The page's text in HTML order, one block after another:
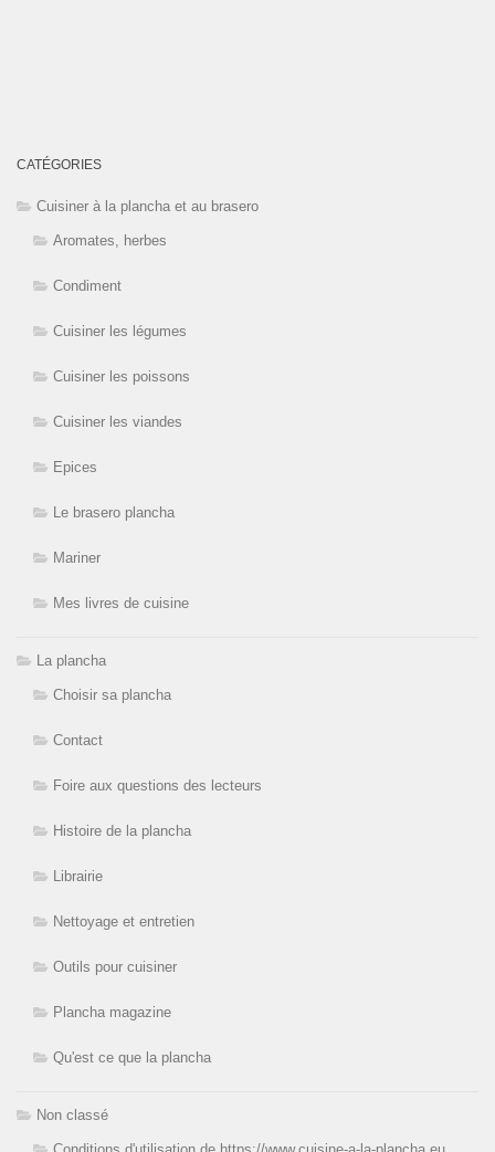
CATÉGORIES
Cuisiner à la plancha et au brasero
Aromates, herbes
Condiment
Cuisiner les légumes
Cuisiner les poissons
Cuisiner les viandes
Epices
Le brasero plancha
Mariner
Mes livres de cuisine
La plancha
Choisir sa plancha
Contact
Foire aux questions des lecteurs
Histoire de la plancha
Librairie
Nettoyage et entretien
Outils pour cuisiner
Plancha magazine
Qu'est ce que la plancha
Non classé